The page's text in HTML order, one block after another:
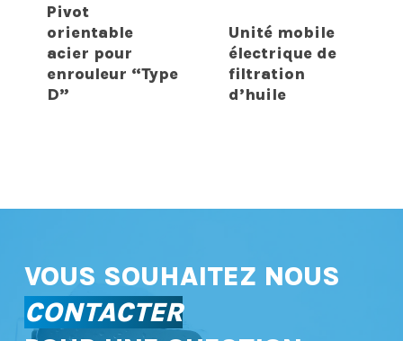
Pivot
orientable
acier pour
enrouleur “Type
D”
Unité mobile
électrique de
filtration
d’huile
VOUS SOUHAITEZ NOUS
CONTACTER